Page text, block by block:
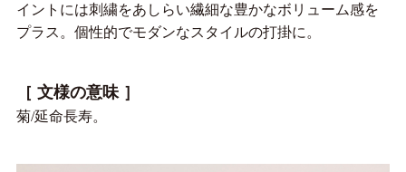
イントには刺繍をあしらい繊細な豊かなボリューム感を
プラス。個性的でモダンなスタイルの打掛に。
［ 文様の意味 ］
菊/延命長寿。